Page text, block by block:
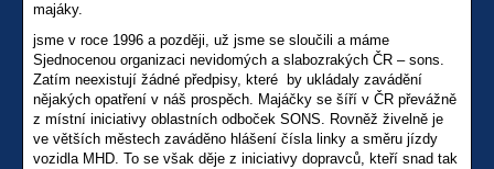
majáky.
jsme v roce 1996 a později, už jsme se sloučili a máme
Sjednocenou organizaci nevidomých a slabozrakých ČR – sons.
Zatím neexistují žádné předpisy, které by ukládaly zavádění
nějakých opatření v náš prospěch. Majáčky se šíří v ČR převážně
z místní iniciativy oblastních odboček SONS. Rovněž živelně je
ve větších městech zaváděno hlášení čísla linky a směru jízdy
vozidla MHD. To se však děje z iniciativy dopravců, kteří snad tak